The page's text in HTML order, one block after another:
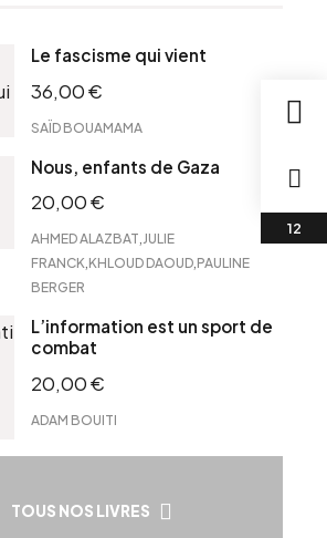
Le fascisme qui vient
36,00€
SAÏD BOUAMAMA
Nous, enfants de Gaza
20,00€
AHMED ALAZBAT JULIE
FRANCK KHLOUD DAOUD PAULINE
BERGER
L’information est un sport de
combat
20,00€
ADAM BOUITI
TOUS NOS LIVRES